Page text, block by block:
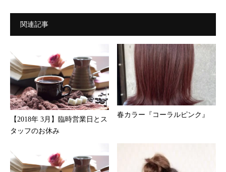
関連記事
【2018年 3月】臨時営業日とス
タッフのお休み
春カラー『コーラルピンク』